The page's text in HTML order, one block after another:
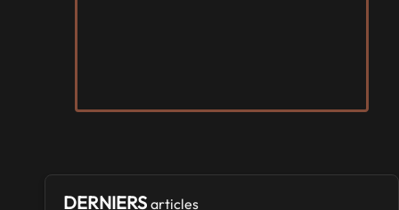
Arcadia GeekFest 2026
SALONS & CONVENTIONS GEEKS
Ponta Geek 2026
DERNIERS articles